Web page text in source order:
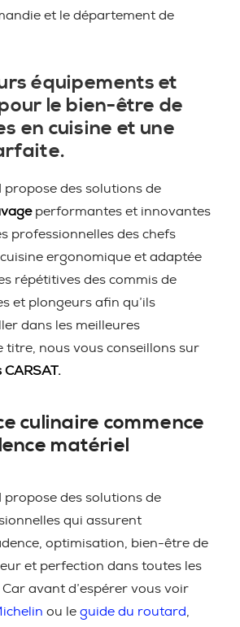
et le département de
équipements et
le bien-être de
en cuisine et une
propose des solutions de
performantes et innovantes
professionnelles des chefs
ergonomique et adaptée
répétitives des commis de
et plongeurs afin qu’ils
dans les meilleures
titre, nous vous conseillons sur
culinaire commence
matériel
propose des solutions de
qui assurent
optimisation, bien-être de
et perfection dans toutes les
avant d’espérer vous voir
ou le guide du routard